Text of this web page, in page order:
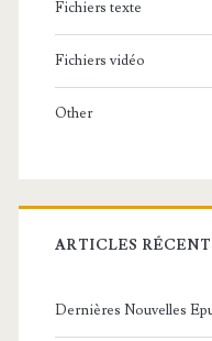
Fichiers texte
Fichiers vidéo
Other
ARTICLES
Dernières Nouvelles